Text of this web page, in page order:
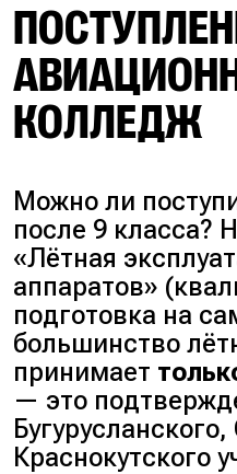
КОЛЛЕДЖ
Можно ли
после 9 класса?
«Лётная
аппаратов» (
подготовка на
большинство
принимает
— это
Краснокутского